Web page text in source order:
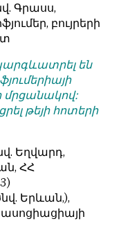
Գրասս,
բույրերի
են
մրցանակով:
թեյի հոտերի
Եղվարդ,
ՀՀ
Երևան,),